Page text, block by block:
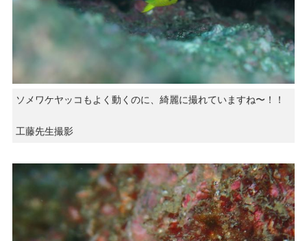
ソメワケヤッコもよく動くのに、綺麗に撮れていますね〜！！
工藤先生撮影